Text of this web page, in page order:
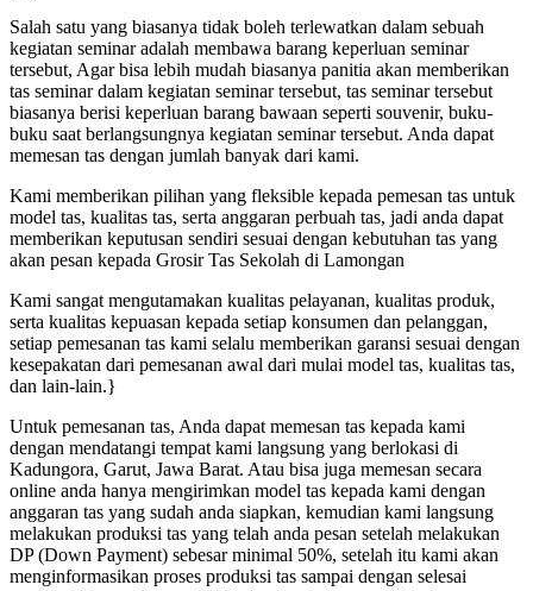
Salah satu yang biasanya tidak boleh terlewatkan dalam sebuah
kegiatan seminar adalah membawa barang keperluan seminar
tersebut, Agar bisa lebih mudah biasanya panitia akan memberikan
tas seminar dalam kegiatan seminar tersebut, tas seminar tersebut
biasanya berisi keperluan barang bawaan seperti souvenir, buku-
buku saat berlangsungnya kegiatan seminar tersebut. Anda dapat
memesan tas dengan jumlah banyak dari kami.
Kami memberikan pilihan yang fleksible kepada pemesan tas untuk
model tas, kualitas tas, serta anggaran perbuah tas, jadi anda dapat
memberikan keputusan sendiri sesuai dengan kebutuhan tas yang
akan pesan kepada Grosir Tas Sekolah di Lamongan
Kami sangat mengutamakan kualitas pelayanan, kualitas produk,
serta kualitas kepuasan kepada setiap konsumen dan pelanggan,
setiap pemesanan tas kami selalu memberikan garansi sesuai dengan
kesepakatan dari pemesanan awal dari mulai model tas, kualitas tas,
dan lain-lain.}
Untuk pemesanan tas, Anda dapat memesan tas kepada kami
dengan mendatangi tempat kami langsung yang berlokasi di
Kadungora, Garut, Jawa Barat. Atau bisa juga memesan secara
online anda hanya mengirimkan model tas kepada kami dengan
anggaran tas yang sudah anda siapkan, kemudian kami langsung
melakukan produksi tas yang telah anda pesan setelah melakukan
DP (Down Payment) sebesar minimal 50%, setelah itu kami akan
menginformasikan proses produksi tas sampai dengan selesai